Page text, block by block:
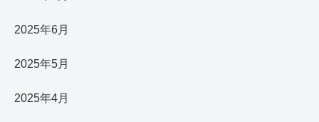
2025年6月
2025年5月
2025年4月